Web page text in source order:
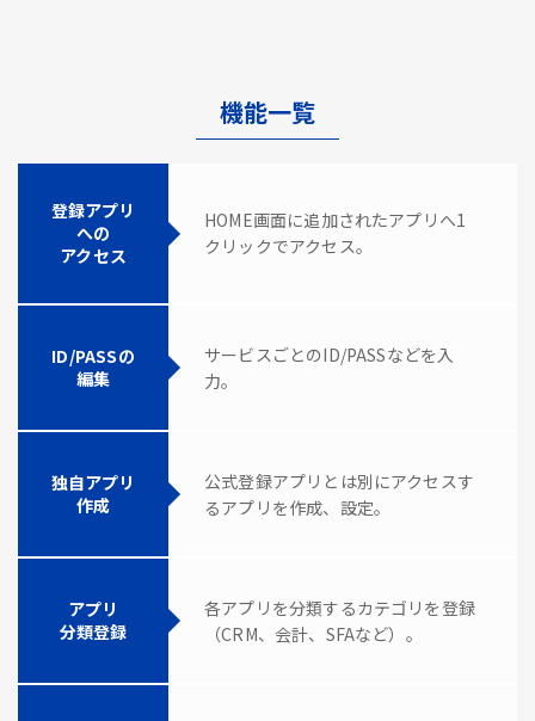
機能一覧
登録アプリ
への
アクセス
HOME画面に追加されたアプリへ1
クリックでアクセス。
ID/PASSの
編集
サービスごとのID/PASSなどを入
力。
独自アプリ
作成
公式登録アプリとは別にアクセスす
るアプリを作成、設定。
アプリ
分類登録
各アプリを分類するカテゴリを登録
（CRM、会計、SFAなど）。